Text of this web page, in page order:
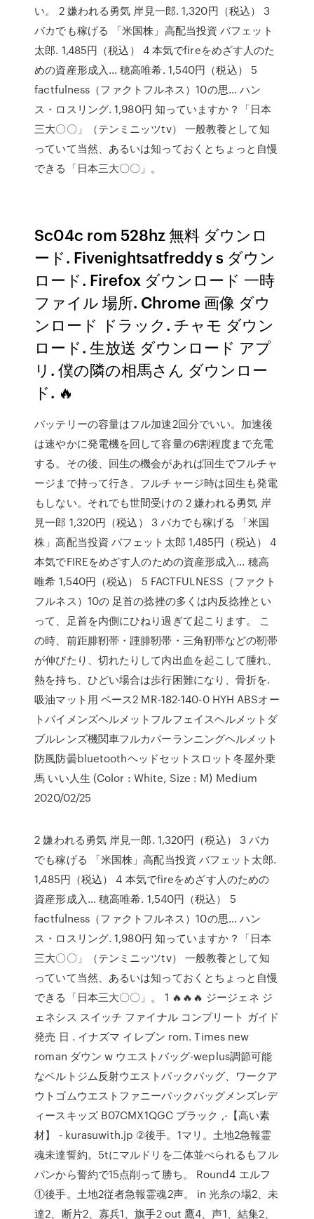
い。 2 嫌われる勇気 岸見一郎. 1,320円（税込） 3
バカでも稼げる 「米国株」高配当投資 バフェット
太郎. 1,485円（税込） 4 本気でfireをめざす人のた
めの資産形成入… 穂高唯希. 1,540円（税込） 5
factfulness（ファクトフルネス）10の思… ハン
ス・ロスリング. 1,980円 知っていますか？「日本
三大〇〇」（テンミニッツtv） 一般教養として知
っていて当然、あるいは知っておくとちょっと自慢
できる「日本三大〇〇」。
Sc04c rom 528hz 無料 ダウンロ
ード. Fivenightsatfreddy s ダウン
ロード. Firefox ダウンロード 一時
ファイル 場所. Chrome 画像 ダウ
ンロード ドラック. チャモ ダウン
ロード. 生放送 ダウンロード アプ
リ. 僕の隣の相馬さん ダウンロー
ド. 🔥
バッテリーの容量はフル加速2回分でいい。加速後
は速やかに発電機を回して容量の6割程度まで充電
する。その後、回生の機会があれば回生でフルチャ
ージまで持って行き、フルチャージ時は回生も発電
もしない。それでも世間受けの 2 嫌われる勇気 岸
見一郎 1,320円（税込） 3 バカでも稼げる 「米国
株」高配当投資 バフェット太郎 1,485円（税込） 4
本気でFIREをめざす人のための資産形成入… 穂高
唯希 1,540円（税込） 5 FACTFULNESS（ファクト
フルネス）10の 足首の捻挫の多くは内反捻挫とい
って、足首を内側にひねり過ぎて起こります。 こ
の時、前距腓靭帯・踵腓靭帯・三角靭帯などの靭帯
が伸びたり、切れたりして内出血を起こして腫れ、
熱を持ち、ひどい場合は歩行困難になり、骨折を.
吸油マット用 ベース2 MR-182-140-0 HYH ABSオー
トバイメンズヘルメットフルフェイスヘルメットダ
ブルレンズ機関車フルカバーランニングヘルメット
防風防曇bluetoothヘッドセットスロット冬屋外乗
馬 いい人生 (Color : White, Size : M) Medium
2020/02/25
2 嫌われる勇気 岸見一郎. 1,320円（税込） 3 バカ
でも稼げる 「米国株」高配当投資 バフェット太郎.
1,485円（税込） 4 本気でfireをめざす人のための
資産形成入… 穂高唯希. 1,540円（税込） 5
factfulness（ファクトフルネス）10の思… ハン
ス・ロスリング. 1,980円 知っていますか？「日本
三大〇〇」（テンミニッツtv） 一般教養として知
っていて当然、あるいは知っておくとちょっと自慢
できる「日本三大〇〇」。 1 🔥🔥🔥 ジージェネ ジ
ェネシス スイッチ ファイナル コンプリート ガイド
発売 日 . イナズマ イレブン rom. Times new
roman ダウン w ウエストバッグ-weplus調節可能
なベルトジム反射ウエストパックバッグ、ワークア
ウトゴムウエストファニーパックバッグメンズレデ
ィースキッズ B07CMX1QGC ブラック ,-【高い素
材】 - kurasuwith.jp ②後手。1マリ。土地2急報霊
魂未達誓約。5tにマルドリを二体並べられるもフル
パンから誓約で15点削って勝ち。 Round4 エルフ
①後手。土地2従者急報霊魂2声。 in 光糸の場2、未
達2、断片2、寡兵1、旗手2 out 鷹4、声1、結集2、